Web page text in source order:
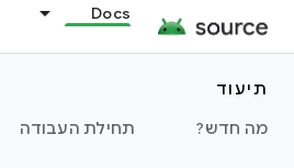
Docs
תיעוד
מה חדש?
תחילת העבודה